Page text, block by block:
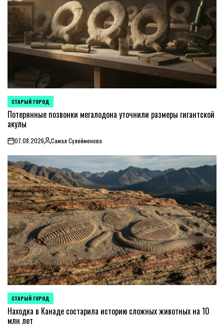
POSTED
IN
СТАРЫЙ ГОРОД
Потерянные позвонки мегалодона уточнили размеры гигантской
акулы
on07.08.2026PostedСамал Сулейменова
POSTED
IN
СТАРЫЙ ГОРОД
Находка в Канаде состарила историю сложных животных на 10
млн лет